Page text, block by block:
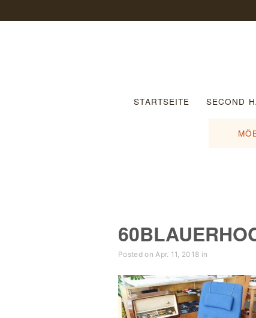
STARTSEITE SECOND
Posted on Apr. 11, 2018 in